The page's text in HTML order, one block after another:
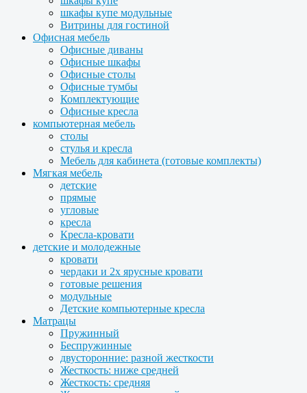
шкафы купе модульные
Витрины для гостиной
Офисная мебель
Офисные диваны
Офисные шкафы
Офисные столы
Офисные тумбы
Комплектующие
Офисные кресла
компьютерная мебель
столы
стулья и кресла
Мебель для кабинета (готовые комплекты)
Мягкая мебель
детские
прямые
угловые
кресла
Кресла-кровати
детские и молодежные
кровати
чердаки и 2х ярусные кровати
готовые решения
модульные
Детские компьютерные кресла
Матрацы
Пружинный
Беспружинные
двусторонние: разной жесткости
Жесткость: ниже средней
Жесткость: средняя